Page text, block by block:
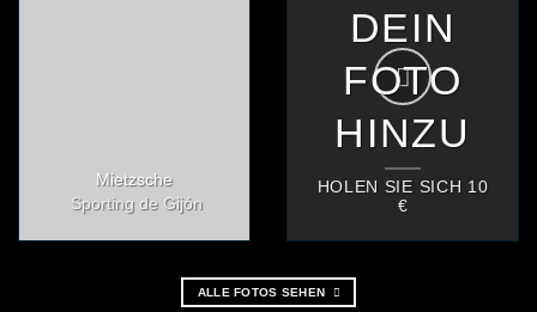
Mietzsche
Sporting de Gijón
DEIN
FOTO
HINZU
HOLEN SIE SICH 10
€
ALLE FOTOS SEHEN